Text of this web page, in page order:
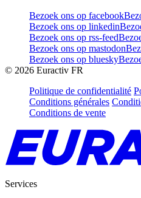
Bezoek ons op facebook
Bezoek ons op linkedin
Bezoek ons op rss-feed
Bezoek ons op mastodon
Bezoek ons op bluesky
© 2026 Euractiv FR
Politique de confidentialité
Conditions générales
Conditions de vente
Services